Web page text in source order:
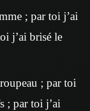
; par toi j’ai
j’ai brisé le
; par toi
; par toi j’ai